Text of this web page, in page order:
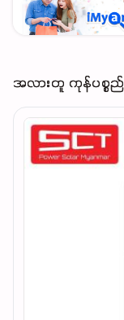
အလားတူ ကုန်ပစ္စည်း